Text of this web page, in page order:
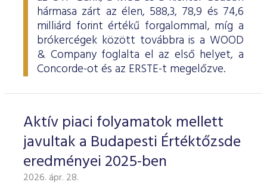
hármasa zárt az élen, 588,3, 78,9 és 74,6
milliárd forint értékű forgalommal, míg a
brókercégek között továbbra is a WOOD
& Company foglalta el az első helyet, a
Concorde-ot és az ERSTE-t megelőzve.
Aktív piaci folyamatok mellett
javultak a Budapesti Értéktőzsde
eredményei 2025-ben
2026. ápr. 28.